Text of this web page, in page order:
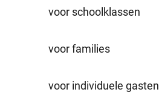
voor schoolklassen
voor families
voor individuele gasten